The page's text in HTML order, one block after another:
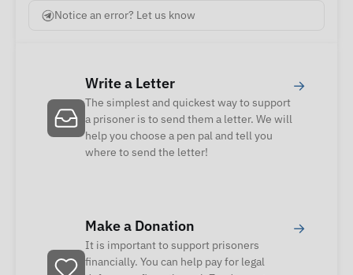
Notice an error? Let us know
Write a Letter
The simplest and quickest way to support
a prisoner is to send them a letter. We will
help you choose a pen pal and tell you
where to send the letter!
→
Make a Donation
It is important to support prisoners
financially. You can help pay for legal
→